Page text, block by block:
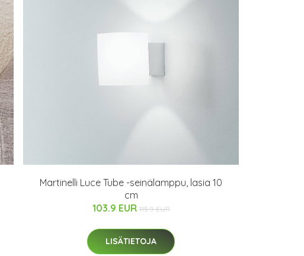
Martinelli Luce Tube -seinälamppu, lasia 10
cm
103.9 EUR 115.9 EUR
LISÄTIETOJA